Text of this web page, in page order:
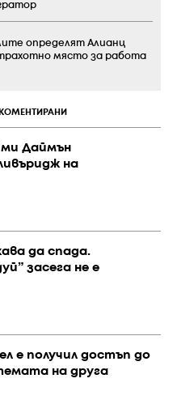
Даймън
на
да спада.
засега не е
е получил достъп до
на друга
определят Алианц
място за работа